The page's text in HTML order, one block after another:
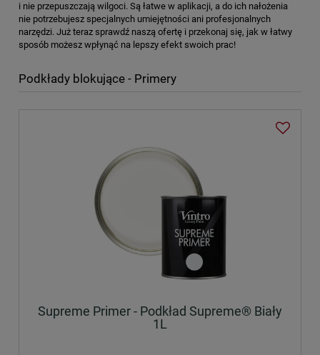
i nie przepuszczają wilgoci. Są łatwe w aplikacji, a do ich nałożenia
nie potrzebujesz specjalnych umiejętności ani profesjonalnych
narzędzi. Już teraz sprawdź naszą ofertę i przekonaj się, jak w łatwy
sposób możesz wpłynąć na lepszy efekt swoich prac!
Podkłady blokujące - Primery
Supreme Primer - Podkład Supreme® Biały
1L